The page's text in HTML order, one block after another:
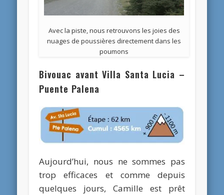
Avec la piste, nous retrouvons les joies des
nuages de poussières directement dans les
poumons
Bivouac avant Villa Santa Lucia –
Puente Palena
Aujourd’hui, nous ne sommes pas
trop efficaces et comme depuis
quelques jours, Camille est prêt